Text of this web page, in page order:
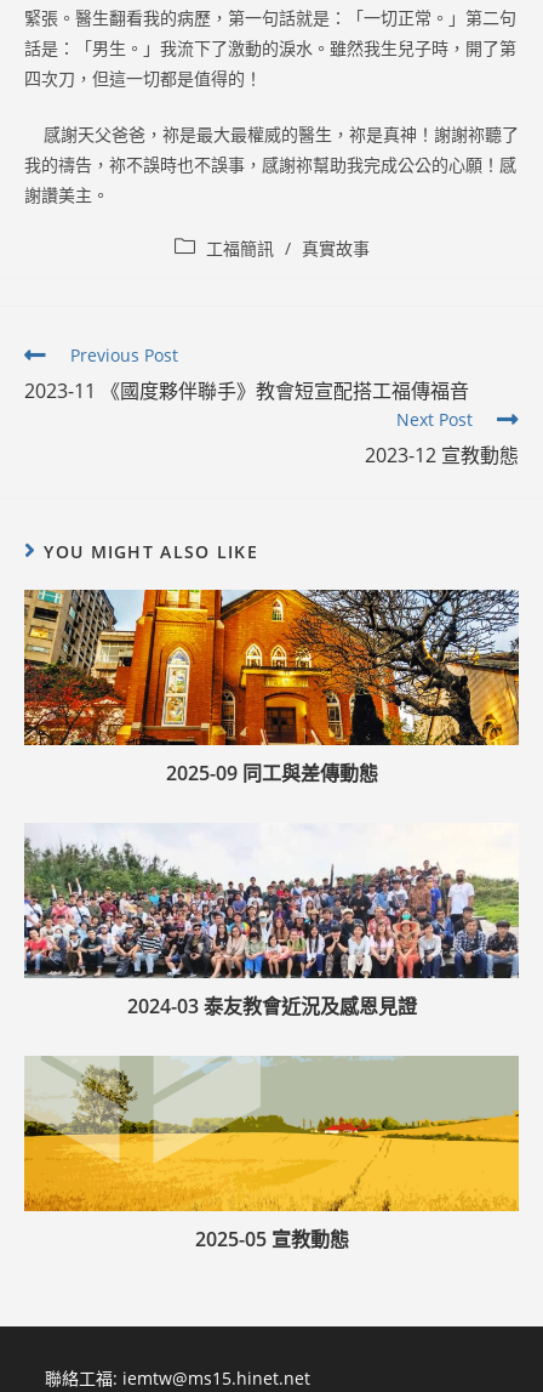
緊張。醫生翻看我的病歷，第一句話就是：「一切正常。」第二句
話是：「男生。」我流下了激動的淚水。雖然我生兒子時，開了第
四次刀，但這一切都是值得的！
感謝天父爸爸，祢是最大最權威的醫生，祢是真神！謝謝祢聽了
我的禱告，祢不誤時也不誤事，感謝祢幫助我完成公公的心願！感
謝讚美主。
Post 工福簡訊 / 真實故事
Read
articles
Previous Post
2023-11 《國度夥伴聯手》教會短宣配搭工福傳福音
Next Post
2023-12 宣教動態
YOU MIGHT ALSO LIKE
2025-09 同工與差傳動態
2024-03 泰友教會近況及感恩見證
2025-05 宣教動態
聯絡工福: iemtw@ms15.hinet.net